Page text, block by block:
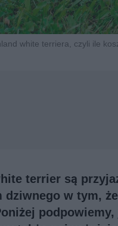
white terriera, czyli ile
terrier są
w tym,